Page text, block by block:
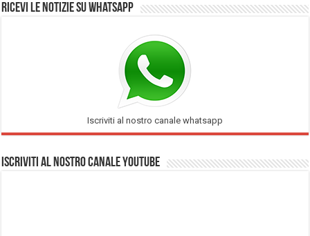
Ricevi le notizie su Whatsapp
Iscriviti al nostro canale whatsapp
Iscriviti al nostro Canale Youtube